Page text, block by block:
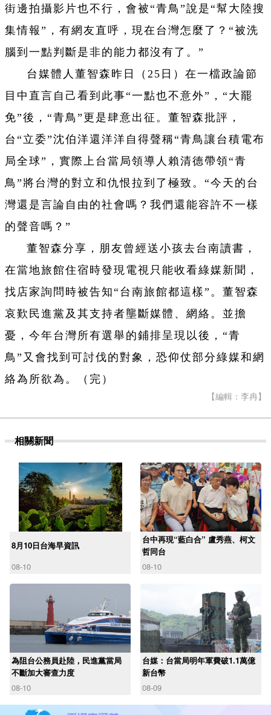
街邊拍攝影片也不行，會被“青鳥”說是“幫大陸搜
集情報”，有網友直呼，現在台灣怎麼了？“被洗
腦到一點判斷是非的能力都沒有了。”
台媒體人董智森昨日（25日）在一檔政論節
目中直言自己看到此事“一點也不意外”，“大罷
免”後，“青鳥”更是肆意出征。董智森批評，
台“立委”沈伯洋還洋洋自得聲稱“青鳥讓台積電布
局全球”，實際上台當局領導人賴清德帶領“青
鳥”將台灣的對立和仇恨拉到了極致。“今天的台
灣還是言論自由的社會嗎？我們還能容許不一樣
的聲音嗎？”
董智森分享，朋友曾經送小孩去台南讀書，
在當地旅館住宿時發現電視只能收看綠媒新聞，
找店家詢問時被告知“台南旅館都這樣”。董智森
哀歎民進黨及其支持者壟斷媒體、網絡。並擔
憂，今年台灣所有選舉的鋪排呈現以後，“青
鳥”又會找到可討伐的對象，恐仰仗部分綠媒和網
絡為所欲為。（完）
【編輯：李冉】
相關新聞
8月10日台海早資訊
08-10
台中再現“藍白合” 盧秀燕、柯文
哲同台
08-10
為阻台公務員赴陸，民進黨當局
不斷加大審查力度
08-10
台媒：台當局明年軍費破1.1萬億
新台幣
08-09